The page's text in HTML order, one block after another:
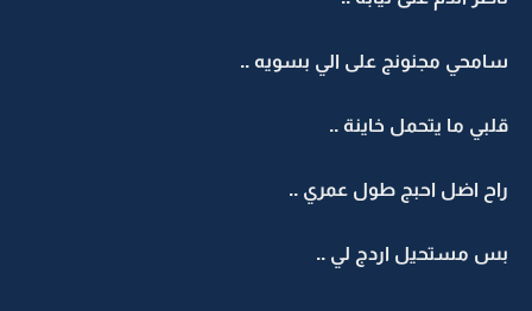
سامحي مجنونج على الي بسويه ..
قلبي ما يتحمل خاينة ..
راح اضل احبج طول عمري ..
بس مستحيل اردج لي ..